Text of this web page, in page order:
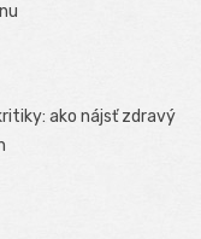
ako nájsť zdravý